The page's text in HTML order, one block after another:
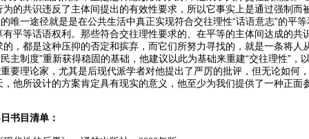
的共识违反了主体间提出的有效性要求，所以它事实上是通过强制而
一途径就是是在公共生活中真正实现符合交往理性“话语意志”的平
平等话语权利。那些符合交往理性要求的、在平等的主体间达成的
，都是这种压抑的否定和摈弃，而它们所努力寻找的，就是一条将
主制度”重新获得稳固的基础，他建议以此为基础来重建“交往理性”，
理论家，尤其是后现代派学者对他提出了严厉的批评，但无论如何
他所设计的方案肯定具有现实的意义，他至少为我们提供了一种正面
书目清单：